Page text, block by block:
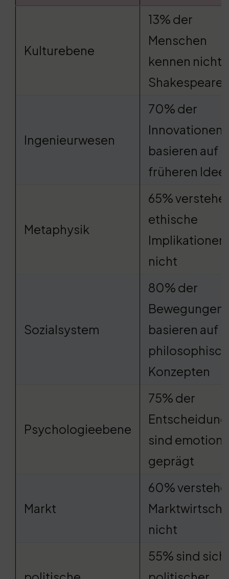
Kulturebene
13% der
Menschen
kennen nicht
Shakespeare
Ingenieurwesen
70% der
Innovationen
basieren auf
früheren
Metaphysik
65%
ethische
Implikationen
nicht
Sozialsystem
80% der
Bewegungen
basieren auf
Konzepten
Psychologieebene
75% der
sind
geprägt
Markt
60%
nicht
55% sind sich